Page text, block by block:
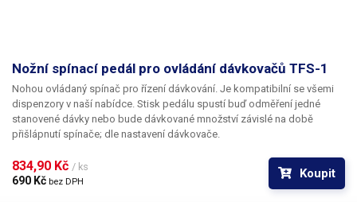
Nožní spínací pedál pro ovládání dávkovačů TFS-1
Nohou ovládaný spínač pro řízení dávkování. Je kompatibilní se všemi
dispenzory v naší nabídce. Stisk pedálu spustí buď odměření jedné
stanovené dávky nebo bude dávkované množství závislé na době
přišlápnutí spínače; dle nastavení dávkovače.
834,90 Kč / ks
690 Kč bez DPH
Koupit